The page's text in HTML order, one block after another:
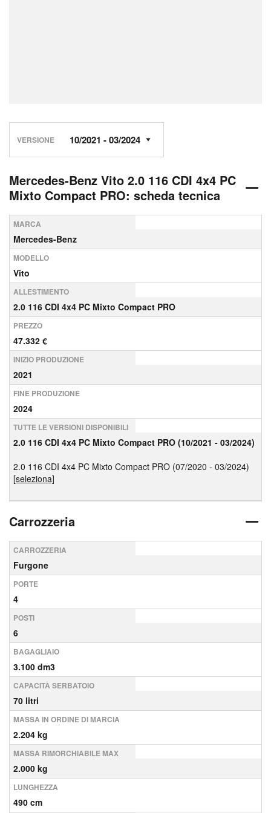
VERSIONE
Mercedes-Benz Vito 2.0 116 CDI 4x4 PC
Mixto Compact PRO: scheda tecnica
MARCA
Mercedes-Benz
MODELLO
Vito
ALLESTIMENTO
2.0 116 CDI 4x4 PC Mixto Compact PRO
PREZZO
47.332 €
INIZIO PRODUZIONE
2021
FINE PRODUZIONE
2024
TUTTE LE VERSIONI DISPONIBILI
2.0 116 CDI 4x4 PC Mixto Compact PRO (10/2021 - 03/2024)
2.0 116 CDI 4x4 PC Mixto Compact PRO (07/2020 - 03/2024)
[seleziona]
Carrozzeria
CARROZZERIA
Furgone
PORTE
4
POSTI
6
BAGAGLIAIO
3.100 dm3
CAPACITÀ SERBATOIO
70 litri
MASSA IN ORDINE DI MARCIA
2.204 kg
MASSA RIMORCHIABILE MAX
2.000 kg
LUNGHEZZA
490 cm